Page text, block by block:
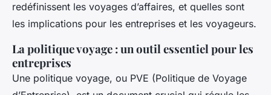
redéfinissent les voyages d’affaires, et quelles sont
les implications pour les entreprises et les voyageurs.
La politique voyage : un outil essentiel pour les
entreprises
Une politique voyage, ou PVE (Politique de Voyage